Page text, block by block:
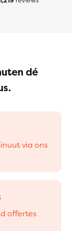
dé
via ons
offertes